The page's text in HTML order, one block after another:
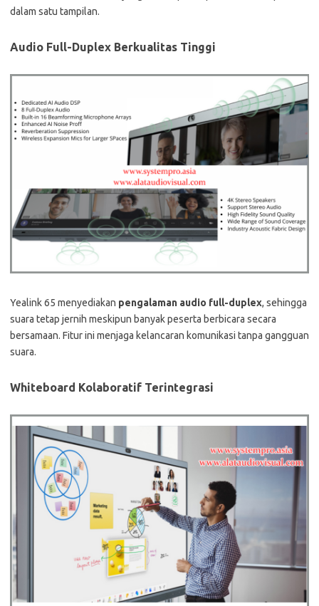
dalam satu tampilan.
Audio Full-Duplex Berkualitas Tinggi
Yealink 65 menyediakan pengalaman audio full-duplex, sehingga
suara tetap jernih meskipun banyak peserta berbicara secara
bersamaan. Fitur ini menjaga kelancaran komunikasi tanpa gangguan
suara.
Whiteboard Kolaboratif Terintegrasi